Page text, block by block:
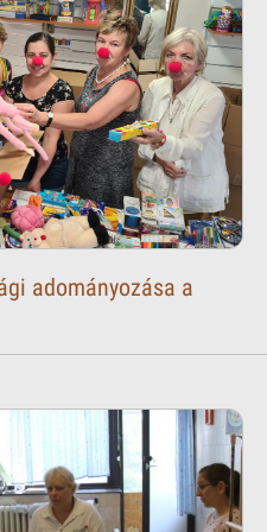
adományozása a